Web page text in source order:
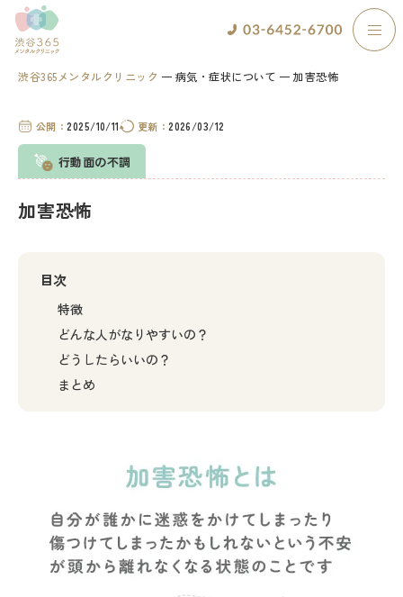
渋谷365メンタルクリニック 病気・症状について 加害恐怖
公開：2025/10/11 更新：2026/03/12
行動面の不調
加害恐怖
目次
特徴
どんな人がなりやすいの？
どうしたらいいの？
まとめ